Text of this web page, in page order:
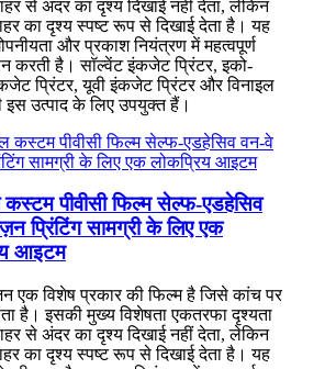
से अंदर का दृश्य दिखाई नहीं देता, लेकिन
का दृश्य स्पष्ट रूप से दिखाई देता है। यह
और प्रकाश नियंत्रण में महत्वपूर्ण
करती है। सॉल्वेंट इंकजेट प्रिंटर, इको-
प्रिंटर, यूवी इंकजेट प्रिंटर और विनाइल
उत्पाद के लिए उपयुक्त हैं।
पीवीसी फिल्म सेल्फ-एडहेसिव
प्रिंटिंग सामग्री के लिए एक
आइटम
एक विशेष प्रकार की फिल्म है जिसे कांच पर
है। इसकी मुख्य विशेषता एकतरफा दृश्यता
से अंदर का दृश्य दिखाई नहीं देता, लेकिन
का दृश्य स्पष्ट रूप से दिखाई देता है। यह